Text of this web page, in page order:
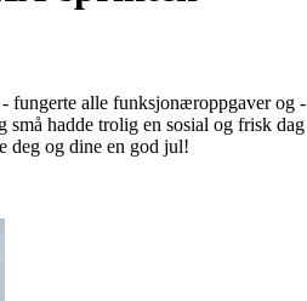
fungerte alle funksjonæroppgaver og -
små hadde trolig en sosial og frisk dag
deg og dine en god jul!